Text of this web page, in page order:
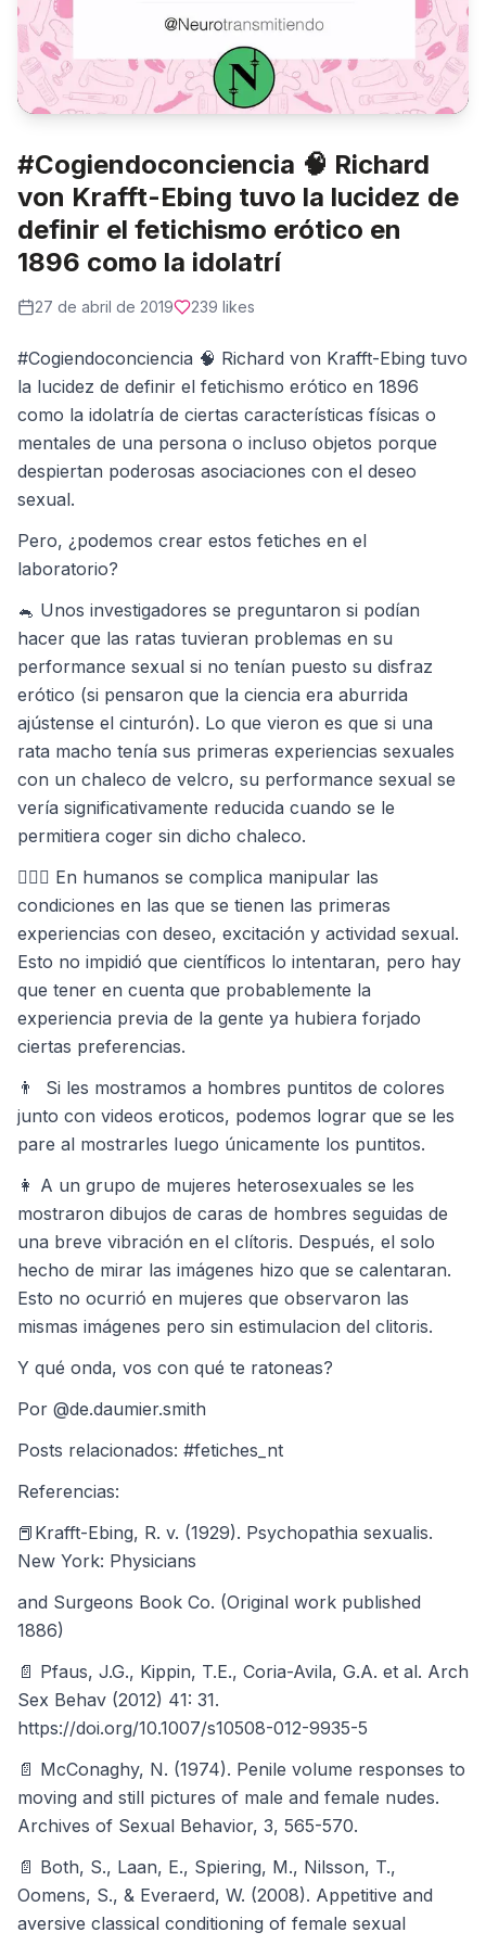
#Cogiendoconciencia 🧠 Richard
von Krafft-Ebing tuvo la lucidez de
definir el fetichismo erótico en
1896 como la idolatrí
27 de abril de 2019 239 likes
#Cogiendoconciencia 🧠 Richard von Krafft-Ebing tuvo
la lucidez de definir el fetichismo erótico en 1896
como la idolatría de ciertas características físicas o
mentales de una persona o incluso objetos porque
despiertan poderosas asociaciones con el deseo
sexual.
Pero, ¿podemos crear estos fetiches en el
laboratorio?
🐁 Unos investigadores se preguntaron si podían
hacer que las ratas tuvieran problemas en su
performance sexual si no tenían puesto su disfraz
erótico (si pensaron que la ciencia era aburrida
ajústense el cinturón). Lo que vieron es que si una
rata macho tenía sus primeras experiencias sexuales
con un chaleco de velcro, su performance sexual se
vería significativamente reducida cuando se le
permitiera coger sin dicho chaleco.
🤷🏼‍♀️ En humanos se complica manipular las
condiciones en las que se tienen las primeras
experiencias con deseo, excitación y actividad sexual.
Esto no impidió que científicos lo intentaran, pero hay
que tener en cuenta que probablemente la
experiencia previa de la gente ya hubiera forjado
ciertas preferencias.
👨 Si les mostramos a hombres puntitos de colores
junto con videos eroticos, podemos lograr que se les
pare al mostrarles luego únicamente los puntitos.
👩 A un grupo de mujeres heterosexuales se les
mostraron dibujos de caras de hombres seguidas de
una breve vibración en el clítoris. Después, el solo
hecho de mirar las imágenes hizo que se calentaran.
Esto no ocurrió en mujeres que observaron las
mismas imágenes pero sin estimulacion del clitoris.
Y qué onda, vos con qué te ratoneas?
Por @de.daumier.smith
Posts relacionados: #fetiches_nt
Referencias:
📕Krafft-Ebing, R. v. (1929). Psychopathia sexualis.
New York: Physicians
and Surgeons Book Co. (Original work published
1886)
📄 Pfaus, J.G., Kippin, T.E., Coria-Avila, G.A. et al. Arch
Sex Behav (2012) 41: 31.
https://doi.org/10.1007/s10508-012-9935-5
📄 McConaghy, N. (1974). Penile volume responses to
moving and still pictures of male and female nudes.
Archives of Sexual Behavior, 3, 565-570.
📄 Both, S., Laan, E., Spiering, M., Nilsson, T.,
Oomens, S., & Everaerd, W. (2008). Appetitive and
aversive classical conditioning of female sexual